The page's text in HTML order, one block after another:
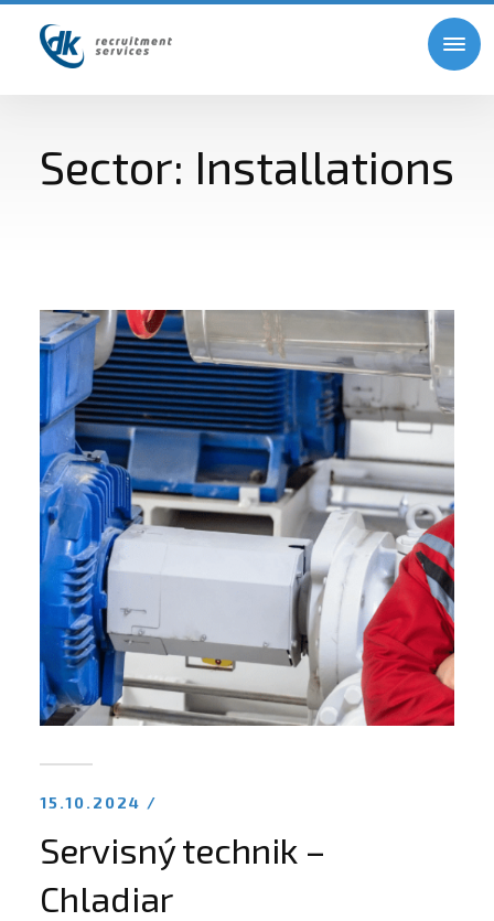
Sector: Installations
15.10.2024 /
Servisný technik –
Chladiar